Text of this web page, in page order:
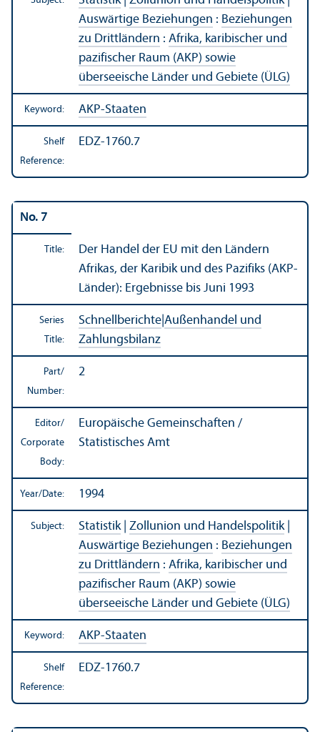
Auswärtige Beziehungen : Beziehungen
zu Drittländern : Afrika, karibischer und
pazifischer Raum (AKP) sowie
überseeische Länder und Gebiete (ÜLG)
Keyword: AKP-Staaten
Shelf
Reference:
EDZ-1760.7
No. 7
Title:
Der Handel der EU mit den Ländern
Afrikas, der Karibik und des Pazifiks (AKP-
Länder): Ergebnisse bis Juni 1993
Series
Title:
Schnellberichte Außenhandel und
Zahlungsbilanz
Part/
Number:
2
Editor/
Corporate
Body:
Europäische Gemeinschaften /
Statistisches Amt
Year/Date: 1994
Subject: Statistik| Zollunion und Handelspolitik|
Auswärtige Beziehungen : Beziehungen
zu Drittländern : Afrika, karibischer und
pazifischer Raum (AKP) sowie
überseeische Länder und Gebiete (ÜLG)
Keyword: AKP-Staaten
Shelf
Reference:
EDZ-1760.7